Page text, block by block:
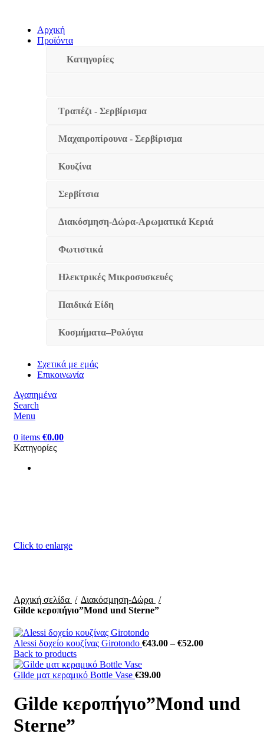
Αρχική
Προϊόντα
Κατηγορίες
Τραπέζι - Σερβίρισμα
Μαχαιροπίρουνα - Σερβίρισμα
Κουζίνα
Σερβίτσια
Διακόσμηση-Δώρα-Αρωματικά Κεριά
Φωτιστικά
Ηλεκτρικές Μικροσυσκευές
Παιδικά Είδη
Κοσμήματα–Ρολόγια
Σχετικά με εμάς
Επικοινωνία
Αγαπημένα
Search
Menu
0 items €0.00
Κατηγορίες
Click to enlarge
Αρχική σελίδα
Διακόσμηση-Δώρα
Gilde κεροπήγιο”Mond und Sterne”
Alessi δοχείο κουζίνας Girotondo €43.00 – €52.00Price
Back to products
Gilde ματ κεραμικό Bottle Vase €39.00
Gilde κεροπήγιο”Mond und
Sterne”